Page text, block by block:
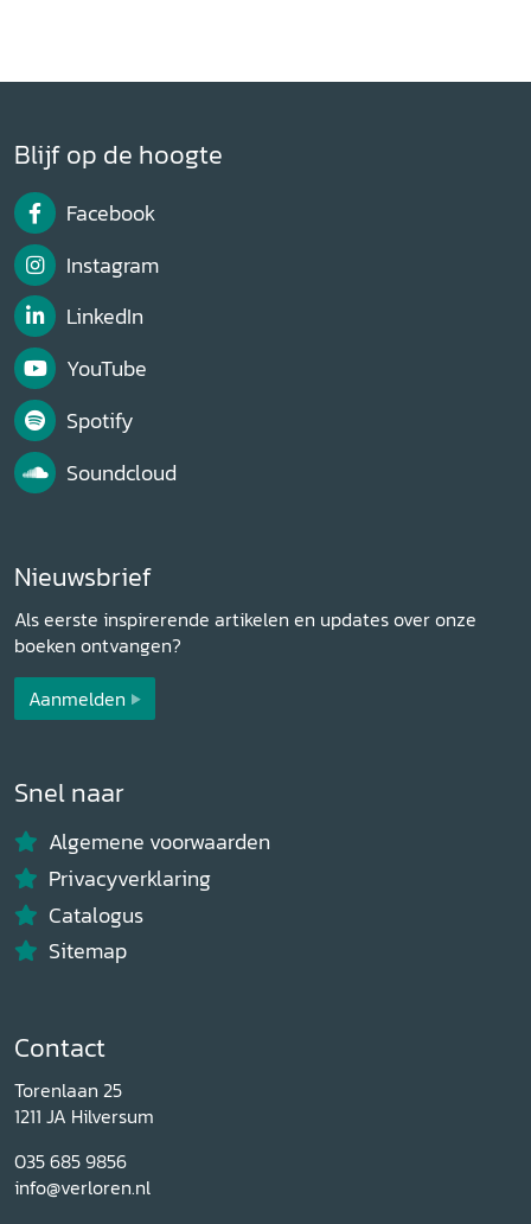
Blijf op de hoogte
Facebook
Instagram
LinkedIn
YouTube
Spotify
Soundcloud
Nieuwsbrief
Als eerste inspirerende artikelen en updates over onze
boeken ontvangen?
Aanmelden
Snel naar
Algemene voorwaarden
Privacyverklaring
Catalogus
Sitemap
Contact
Torenlaan 25
1211 JA Hilversum
035 685 9856
info@verloren.nl